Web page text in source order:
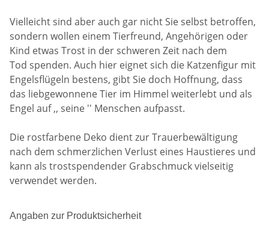
Vielleicht sind aber auch gar nicht Sie selbst betroffen,
sondern wollen einem Tierfreund, Angehörigen oder
Kind etwas Trost in der schweren Zeit nach dem
Tod spenden. Auch hier eignet sich die Katzenfigur mit
Engelsflügeln bestens, gibt Sie doch Hoffnung, dass
das liebgewonnene Tier im Himmel weiterlebt und als
Engel auf ,, seine '' Menschen aufpasst.
Die rostfarbene Deko dient zur Trauerbewältigung
nach dem schmerzlichen Verlust eines Haustieres und
kann als trostspendender Grabschmuck vielseitig
verwendet werden.
Angaben zur Produktsicherheit